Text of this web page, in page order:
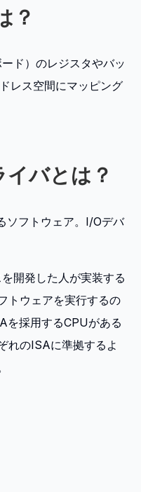
？
ド）のレジスタやバッ
レス空間にマッピング
バとは？
ソフトウェア。I/Oデバ
開発した人が実装する
トウェアを実行するの
を採用するCPUがある
れのISAに準拠するよ